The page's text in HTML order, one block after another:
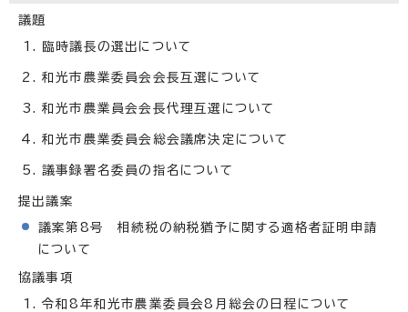
議題
臨時議長の選出について
和光市農業委員会会長互選について
和光市農業員会会長代理互選について
和光市農業委員会総会議席決定について
議事録署名委員の指名について
提出議案
議案第8号 相続税の納税猶予に関する適格者証明申請
について
協議事項
令和8年和光市農業委員会8月総会の日程について